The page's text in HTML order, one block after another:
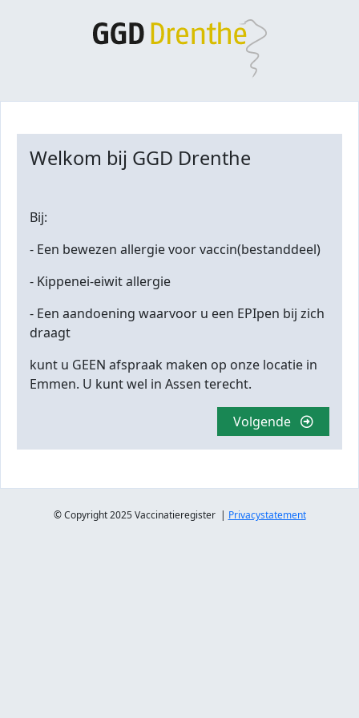
Welkom bij GGD Drenthe
Bij:
- Een bewezen allergie voor vaccin(bestanddeel)
- Kippenei-eiwit allergie
- Een aandoening waarvoor u een EPIpen bij zich
draagt
kunt u GEEN afspraak maken op onze locatie in
Emmen. U kunt wel in Assen terecht.
Volgende
© Copyright 2025 Vaccinatieregister | Privacystatement